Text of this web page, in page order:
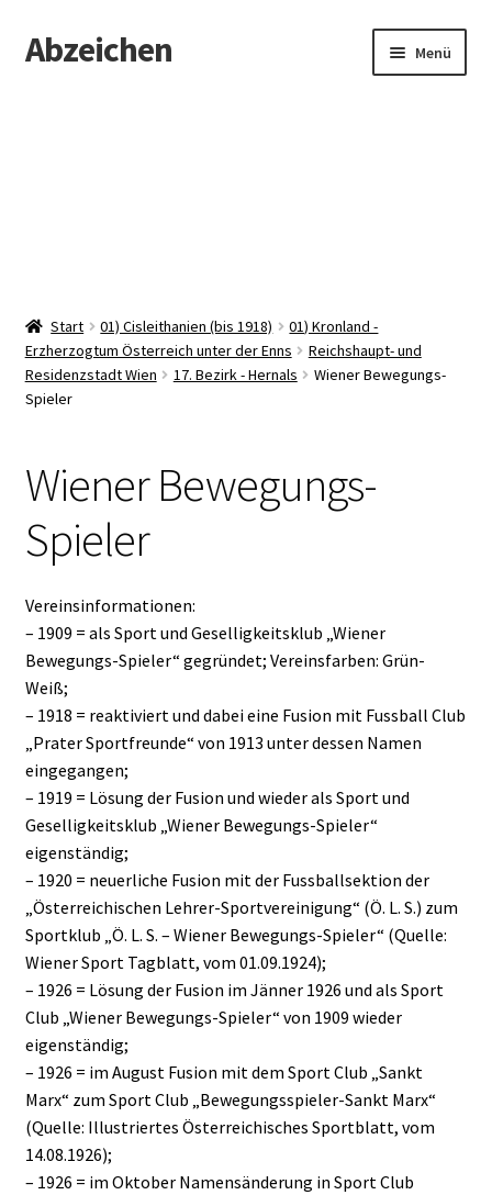
Zur
Navigation
Zum
Inhalt
Abzeichen Menü
Start 01) Cisleithanien (bis 1918)
01) Kronland -
Erzherzogtum Österreich unter der Enns
Reichshaupt- und
Residenzstadt Wien
17. Bezirk - Hernals
Wiener Bewegungs-
Spieler
Wiener Bewegungs-
Spieler
Vereinsinformationen:
– 1909 = als Sport und Geselligkeitsklub „Wiener
Bewegungs-Spieler“ gegründet; Vereinsfarben: Grün-
Weiß;
– 1918 = reaktiviert und dabei eine Fusion mit Fussball Club
„Prater Sportfreunde“ von 1913 unter dessen Namen
eingegangen;
– 1919 = Lösung der Fusion und wieder als Sport und
Geselligkeitsklub „Wiener Bewegungs-Spieler“
eigenständig;
– 1920 = neuerliche Fusion mit der Fussballsektion der
„Österreichischen Lehrer-Sportvereinigung“ (Ö. L. S.) zum
Sportklub „Ö. L. S. – Wiener Bewegungs-Spieler“ (Quelle:
Wiener Sport Tagblatt, vom 01.09.1924);
– 1926 = Lösung der Fusion im Jänner 1926 und als Sport
Club „Wiener Bewegungs-Spieler“ von 1909 wieder
eigenständig;
– 1926 = im August Fusion mit dem Sport Club „Sankt
Marx“ zum Sport Club „Bewegungsspieler-Sankt Marx“
(Quelle: Illustriertes Österreichisches Sportblatt, vom
14.08.1926);
– 1926 = im Oktober Namensänderung in Sport Club